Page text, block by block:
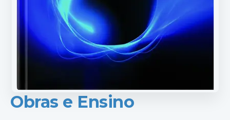
Obras e Ensino